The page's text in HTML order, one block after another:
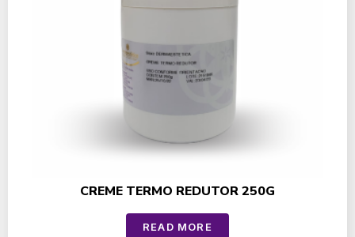
CREME TERMO REDUTOR 250G
READ MORE